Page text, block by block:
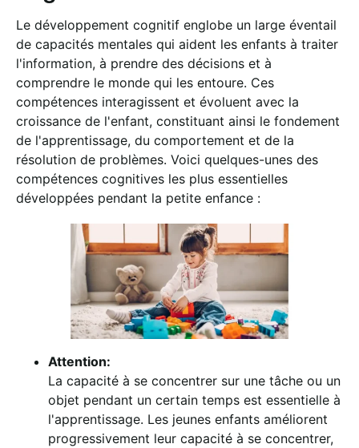
Le développement cognitif englobe un large éventail
de capacités mentales qui aident les enfants à traiter
l'information, à prendre des décisions et à
comprendre le monde qui les entoure. Ces
compétences interagissent et évoluent avec la
croissance de l'enfant, constituant ainsi le fondement
de l'apprentissage, du comportement et de la
résolution de problèmes. Voici quelques-unes des
compétences cognitives les plus essentielles
développées pendant la petite enfance :
Attention:
La capacité à se concentrer sur une tâche ou un
objet pendant un certain temps est essentielle à
l'apprentissage. Les jeunes enfants améliorent
progressivement leur capacité à se concentrer,